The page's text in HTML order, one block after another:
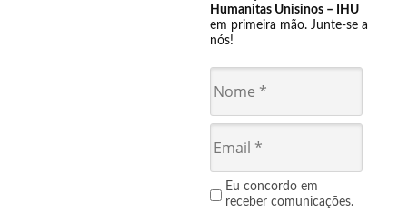
Humanitas Unisinos – IHU
em primeira mão. Junte-se a
nós!
Eu concordo em
receber comunicações.